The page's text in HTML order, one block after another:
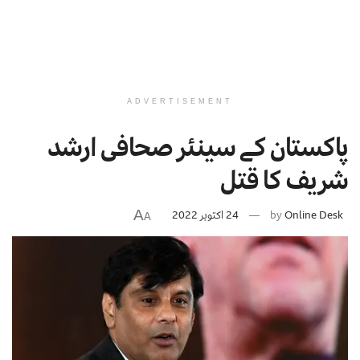
ADVERTISEMENT
پاکستان کے سینئر صحافی ارشد
شریف کا قتل
byOnline Desk 24 اکتوبر 2022 A
A